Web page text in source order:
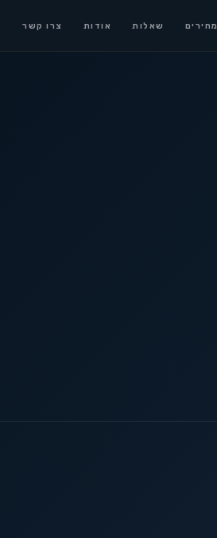
מחירים שאלות אודות צרו קשר